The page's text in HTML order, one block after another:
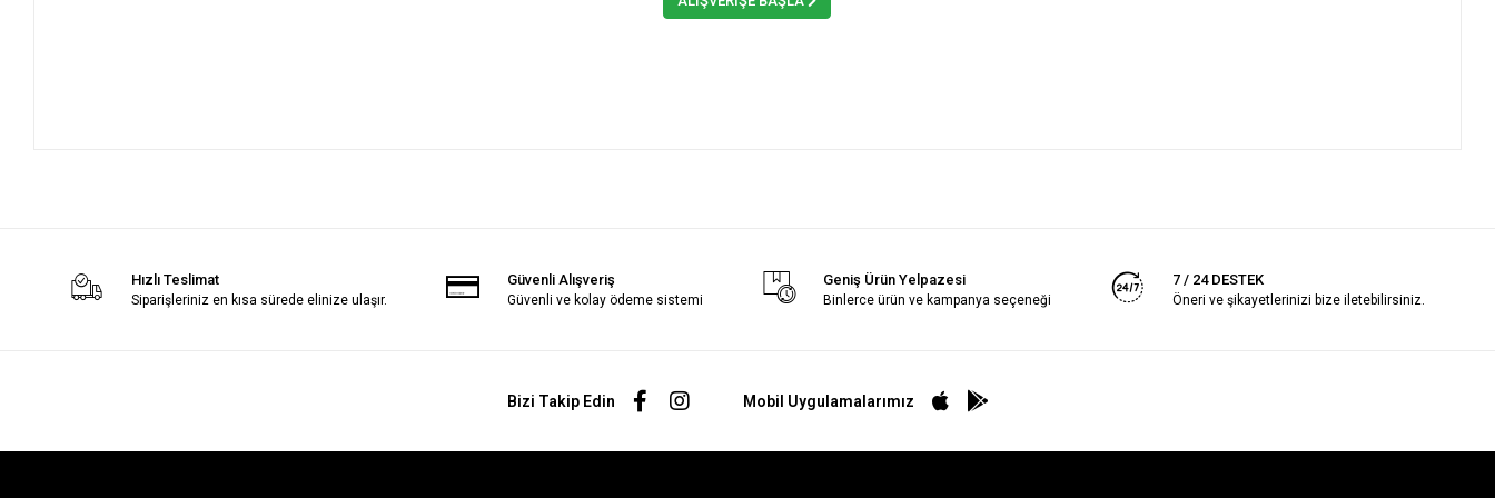
Hızlı Teslimat
Siparişleriniz en kısa sürede elinize ulaşır.
Güvenli Alışveriş
Güvenli ve kolay ödeme sistemi
Geniş Ürün Yelpazesi
Binlerce ürün ve kampanya seçeneği
7 / 24 DESTEK
Öneri ve şikayetlerinizi bize iletebilirsiniz.
Bizi Takip Edin Mobil Uygulamalarımız